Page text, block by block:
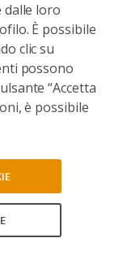
loro
È possibile
clic su
possono
“Accetta
è possibile